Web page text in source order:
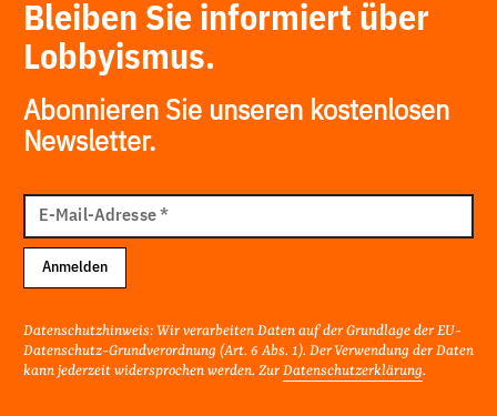
Bleiben Sie informiert über
Lobbyismus.
Abonnieren Sie unseren kostenlosen
Newsletter.
Mail
Adresse
E-Mail-Adresse*
Anmelden
Datenschutzhinweis: Wir verarbeiten Daten auf der Grundlage der EU-
Datenschutz-Grundverordnung (Art. 6 Abs. 1). Der Verwendung der Daten
kann jederzeit widersprochen werden. Zur Datenschutzerklärung.